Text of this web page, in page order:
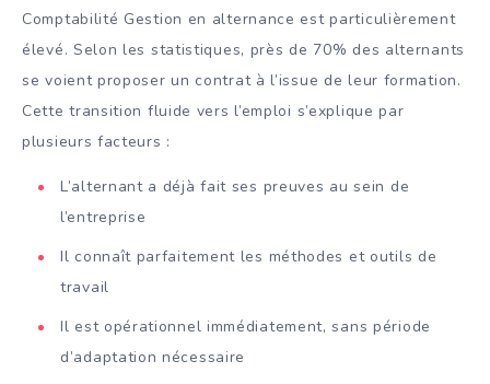
Comptabilité Gestion en alternance est particulièrement
élevé. Selon les statistiques, près de 70% des alternants
se voient proposer un contrat à l’issue de leur formation.
Cette transition fluide vers l’emploi s’explique par
plusieurs facteurs :
L’alternant a déjà fait ses preuves au sein de
l’entreprise
Il connaît parfaitement les méthodes et outils de
travail
Il est opérationnel immédiatement, sans période
d’adaptation nécessaire